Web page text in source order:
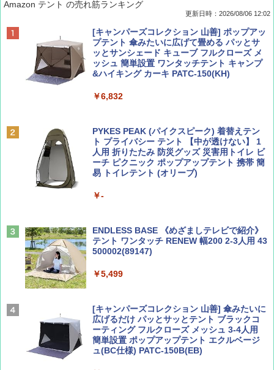
ディズニーファン ２０２６年 ９月号 [雑
誌] (ＤＩＳＮＥＹ ＦＡＮ)
￥713
￥1,540
集】ボーイング110周年を祝して！
BE-PAL(ビ-パル) 2026年 9 月号【特別付録:
SOTO ミニマル"旅"財布 ランダム2種】
D40 地球の歩き方 チェンマイ タイ北部の魅
力的な町 2026～2027 地球の歩き方D アジア
￥2,079
￥2,479
ァキア 2026～2027 地球の歩き方A ヨーロッ
￥2,277
新しい日本地理 地図・統計・移動から読み
解く (講談社現代新書)
Amazon テント の売れ筋ランキング
更新日時：2026/08/06 12:02
[キャンパーズコレクション 山善] ポップアッ
プテント 傘みたいに広げて畳める パッとサ
ッとサンシェード キューブ フルクローズ メ
ッシュ 簡単設置 ワンタッチテント キャンプ
&ハイキング カーキ PATC-150(KH)
￥6,832
PYKES PEAK (パイクスピーク) 着替えテン
ト プライバシー テント 【中が透けない】 1
人用 折りたたみ 防災グッズ 災害用トイレ ビ
ーチ ピクニック ポップアップテント 携帯 簡
易 トイレテント (オリーブ)
￥-
ENDLESS BASE 《めざましテレビで紹介》
テント ワンタッチ RENEW 幅200 2-3人用 43
500002(89147)
￥5,499
[キャンパーズコレクション 山善] 傘みたいに
広げるだけ パッとサッとテント ブラックコ
ーティング フルクローズ メッシュ 3-4人用
簡単設置 ポップアップテント エクルベージ
ュ(BC仕様) PATC-150B(EB)